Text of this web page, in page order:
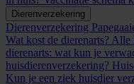
Dierenverzekering
Dierenverzekering
Wat kost de dierenarts? Alle
dierenarts: wat kun je
huisdierenverzekering?
Kun je een ziek huisdier